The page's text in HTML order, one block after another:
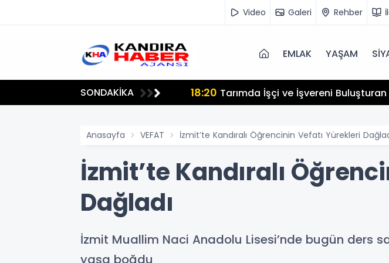
Video Galeri Rehber
EMLAK YAŞAM
SONDAKİKA 18:20 Tarımda İşçi ve İşvereni
Anasayfa VEFAT İzmit’te Kandıralı Öğrencinin Vefatı Yürekleri
İzmit’te Kandıralı
Dağladı
İzmit Muallim Naci Anadolu Lisesi’nde bugün ders
yasa boğdu